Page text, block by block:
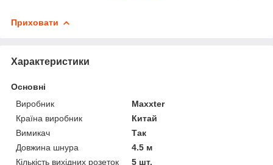
Приховати
Характеристики
Основні
Виробник
Maxxter
Країна виробник
Китай
Вимикач
Так
Довжина шнура
4.5 м
Кількість вихідних розеток
5 шт.